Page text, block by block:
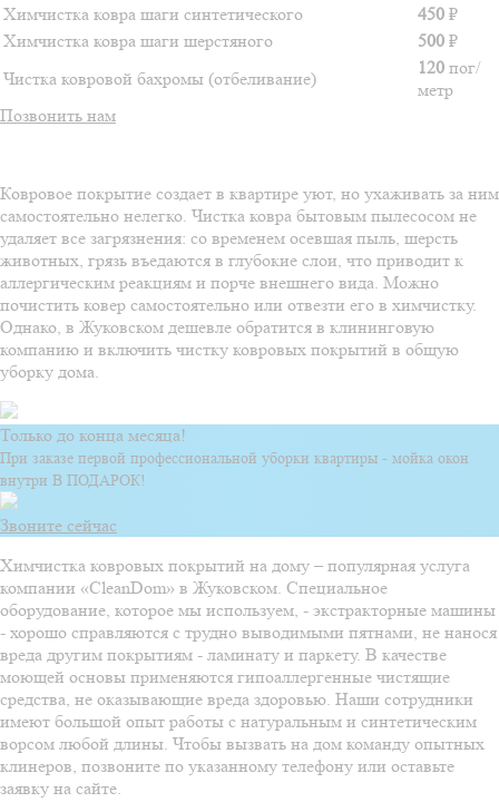
Химчистка ковра шаги синтетического
450 ₽
Химчистка ковра шаги шерстяного
500 ₽
Чистка ковровой бахромы (отбеливание)
120 пог/
метр
Позвонить нам
Ковровое покрытие создает в квартире уют, но ухаживать за ним
самостоятельно нелегко. Чистка ковра бытовым пылесосом не
удаляет все загрязнения: со временем осевшая пыль, шерсть
животных, грязь въедаются в глубокие слои, что приводит к
аллергическим реакциям и порче внешнего вида. Можно
почистить ковер самостоятельно или отвезти его в химчистку.
Однако, в Жуковском дешевле обратится в клининговую
компанию и включить чистку ковровых покрытий в общую
уборку дома.
Только до конца месяца!
При заказе первой профессиональной уборки квартиры - мойка окон
внутри В ПОДАРОК!
Звоните сейчас
Химчистка ковровых покрытий на дому – популярная услуга
компании «CleanDom» в Жуковском. Специальное
оборудование, которое мы используем, - экстракторные машины
- хорошо справляются с трудно выводимыми пятнами, не нанося
вреда другим покрытиям - ламинату и паркету. В качестве
моющей основы применяются гипоаллергенные чистящие
средства, не оказывающие вреда здоровью. Наши сотрудники
имеют большой опыт работы с натуральным и синтетическим
ворсом любой длины. Чтобы вызвать на дом команду опытных
клинеров, позвоните по указанному телефону или оставьте
заявку на сайте.